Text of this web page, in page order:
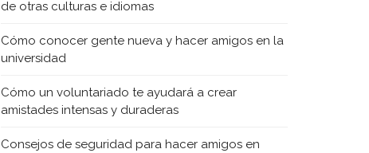
de otras culturas e idiomas
Cómo conocer gente nueva y hacer amigos en la
universidad
Cómo un voluntariado te ayudará a crear
amistades intensas y duraderas
Consejos de seguridad para hacer amigos en